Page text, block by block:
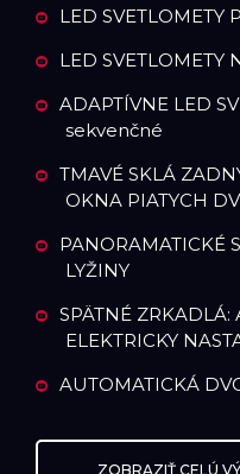
LED SVETLOMETY
LED SVETLOMETY
ADAPTÍVNE LED
sekvenčné
TMAVÉ SKLÁ
OKNA PIATYCH
PANORAMATICKÉ
LYŽINY
SPÄTNÉ ZRKADLÁ:
ELEKTRICKY
AUTOMATICKÁ
ZOBRAZIŤ CELÚ